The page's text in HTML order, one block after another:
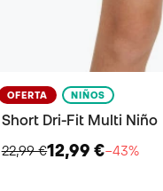
OFERTA NIÑOS
Short Dri-Fit Multi Niño
22,99 €12,99 €−43%